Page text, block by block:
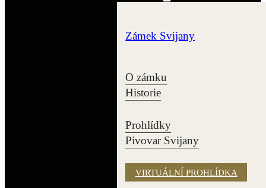
Zámek Svijany
O zámku
Historie
Prohlídky
Pivovar Svijany
VIRTUÁLNÍ PROHLÍDKA